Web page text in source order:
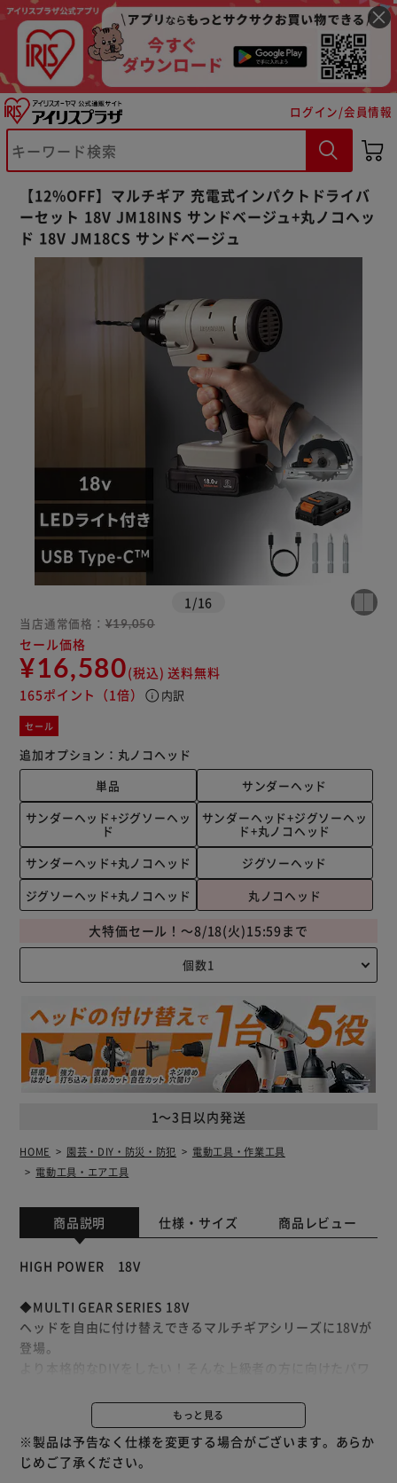
ログイン/会員情報
【12%OFF】マルチギア 充電式インパクトドライバ
ーセット 18V JM18INS サンドベージュ+丸ノコヘッ
ド 18V JM18CS サンドベージュ
1 /16
当店通常価格： ¥19,050
セール価格
¥16,580(税込) 送料無料
165ポイント （1倍） info 内訳
セール
追加オプション： 丸ノコヘッド
単品
サンダーヘッド
サンダーヘッド+ジグソーヘッ
ド
サンダーヘッド+ジグソーヘッ
ド+丸ノコヘッド
サンダーヘッド+丸ノコヘッド
ジグソーヘッド
ジグソーヘッド+丸ノコヘッド
丸ノコヘッド
1～3日以内発送
大特価セール！～8/18(火)15:59まで
HOME 園芸・DIY・防災・防犯
電動工具・作業工具
電動工具・エア工具
商品説明 仕様・サイズ 商品レビュー
HIGH POWER 18V
◆MULTI GEAR SERIES 18V
ヘッドを自由に付け替えできるマルチギアシリーズに18Vが
登場。
◆18Vだからパワーが違う
家具の組み立てから本格的なDIYまでこれ1台でなんでもつ
くれる！
もっと見る
※製品は予告なく仕様を変更する場合がございます。あらか
じめご了承ください。
カートに入れる 購入手続きへ